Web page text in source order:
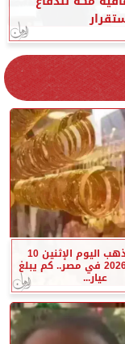
أسعار الذهب اليوم الإثنين 10
أغسطس 2026 في مصر.. كم يبلغ
عيار...